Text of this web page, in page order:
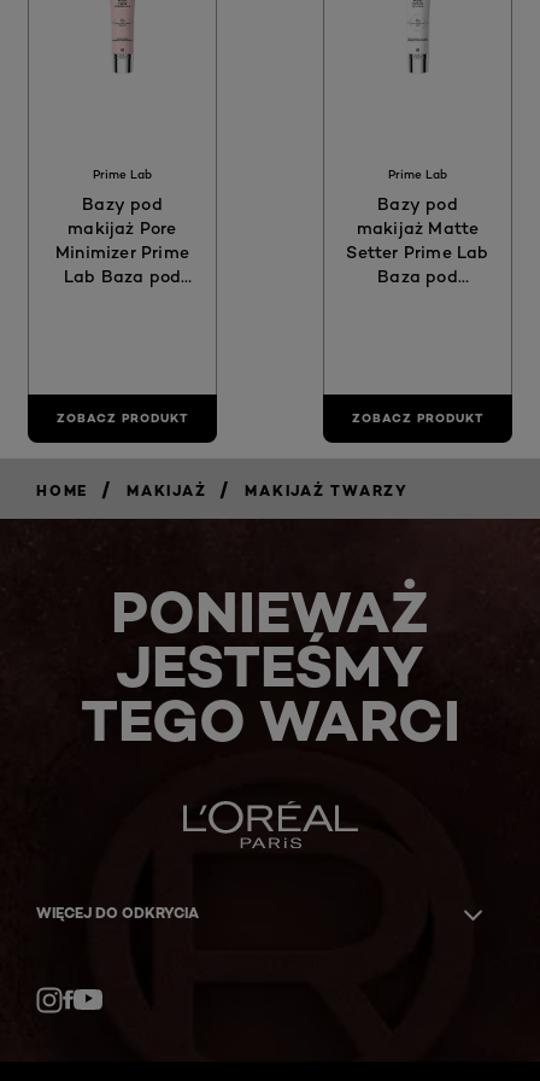
Prime Lab
Bazy pod
makijaż Pore
Minimizer Prime
Lab Baza pod
ZOBACZ PRODUKT
Prime Lab
Bazy pod
makijaż Matte
Setter Prime Lab
Baza pod
ZOBACZ PRODUKT
HOME / MAKIJAŻ / MAKIJAŻ TWARZY
PONIEWAŻ
JESTEŚMY
TEGO WARCI
WIĘCEJ DO ODKRYCIA